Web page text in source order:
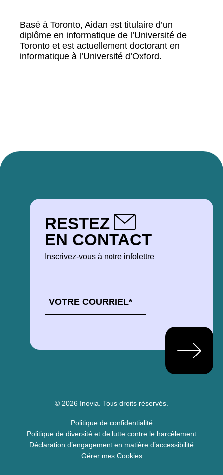
Basé à Toronto, Aidan est titulaire d’un
diplôme en informatique de l’Université de
Toronto et est actuellement doctorant en
informatique à l’Université d’Oxford.
RESTEZ
EN CONTACT
Inscrivez-vous à notre infolettre
*
© 2026 Inovia. Tous droits réservés.
Politique de confidentialité
Politique de diversité et de lutte contre le harcèlement
Déclaration d’engagement en matière d’accessibilité
Gérer mes Cookies